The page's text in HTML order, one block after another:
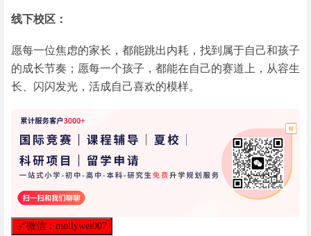
线下校区：
愿每一位焦虑的家长，都能跳出内耗，找到属于自己和孩子
的成长节奏；愿每一个孩子，都能在自己的赛道上，从容生
长、闪闪发光，活成自己喜欢的模样。
🔗微信：mollywei007